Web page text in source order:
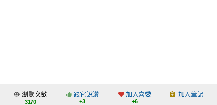
交流中心
瀏覽次數
3170
跟它說讚
+3
加入喜愛
+6
加入筆記